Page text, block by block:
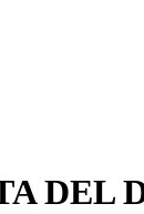
DEL